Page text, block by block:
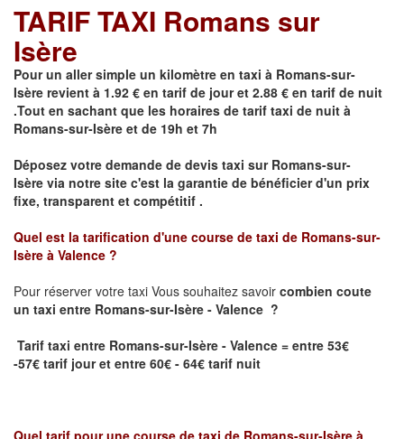
TARIF TAXI Romans sur
Isère
Pour un aller simple un kilomètre en taxi à Romans-sur-
Isère revient à 1.92 € en tarif de jour et 2.88 € en tarif de nuit
.Tout en sachant que les horaires de tarif taxi de nuit à
Romans-sur-Isère et de 19h et 7h
Déposez votre demande de devis taxi sur Romans-sur-
Isère via notre site c'est la garantie de bénéficier d'un prix
fixe, transparent et compétitif .
Quel est la tarification d'une course de taxi de Romans-sur-
Isère à Valence ?
Pour réserver votre taxi Vous souhaitez savoir combien coute
un taxi entre Romans-sur-Isère - Valence ?
Tarif taxi entre Romans-sur-Isère - Valence = entre 53€
-57€ tarif jour et entre 60€ - 64€ tarif nuit